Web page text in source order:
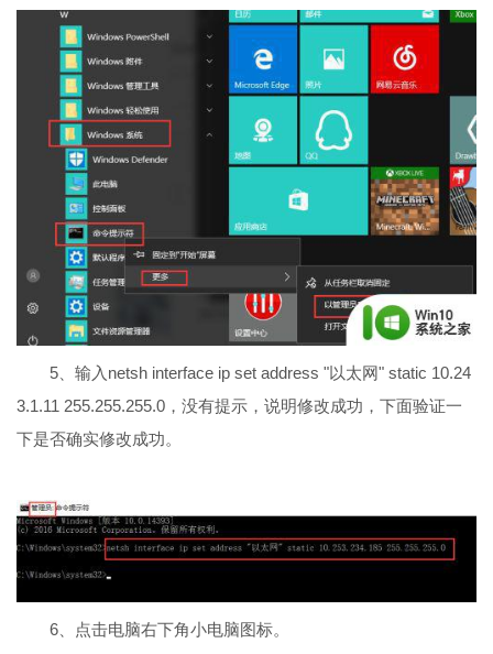
5、输入netsh interface ip set address "以太网" static 10.24
3.1.11 255.255.255.0，没有提示，说明修改成功，下面验证一
下是否确实修改成功。
6、点击电脑右下角小电脑图标。